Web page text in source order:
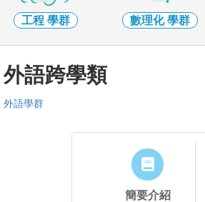
工程 學群 數理化學群
外語跨學類
外語學群
簡要介紹